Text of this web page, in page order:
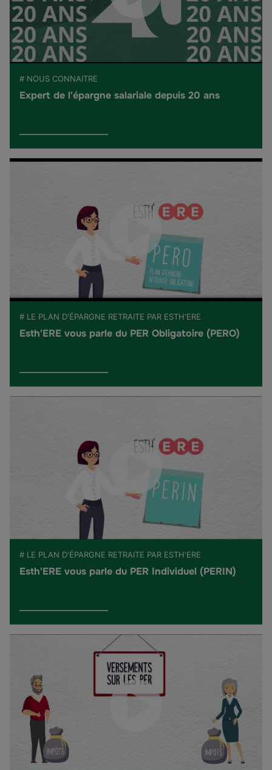
# NOUS CONNAITRE
Expert de l'épargne salariale depuis 20 ans
# LE PLAN D'ÉPARGNE RETRAITE PAR ESTH'ERE
Esth'ERE vous parle du PER Obligatoire (PERO)
# LE PLAN D'ÉPARGNE RETRAITE PAR ESTH'ERE
Esth'ERE vous parle du PER Individuel (PERIN)